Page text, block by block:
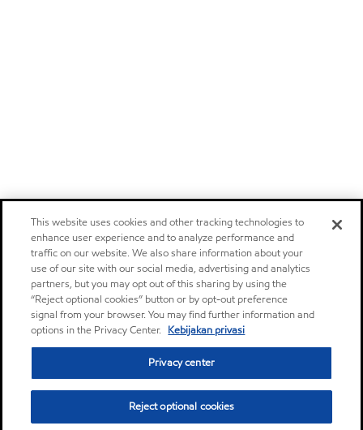
This website uses cookies and other tracking technologies to
enhance user experience and to analyze performance and
traffic on our website. We also share information about your
use of our site with our social media, advertising and analytics
partners, but you may opt out of this sharing by using the
“Reject optional cookies” button or by opt-out preference
signal from your browser. You may find further information and
options in the Privacy Center. Kebijakan privasi
Privacy center
Reject optional cookies